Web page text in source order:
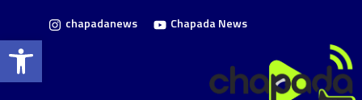
Barra de Ferramentas Aberta
chapadanews Chapada News